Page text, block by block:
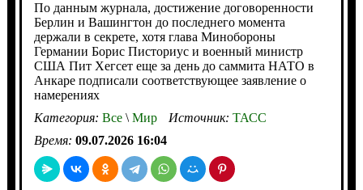
По данным журнала, достижение договоренности
Берлин и Вашингтон до последнего момента
держали в секрете, хотя глава Минобороны
Германии Борис Писториус и военный министр
США Пит Хегсет еще за день до саммита НАТО в
Анкаре подписали соответствующее заявление о
намерениях
Категория: Все\Мир Источник: ТАСС
Время: 09.07.2026 16:04